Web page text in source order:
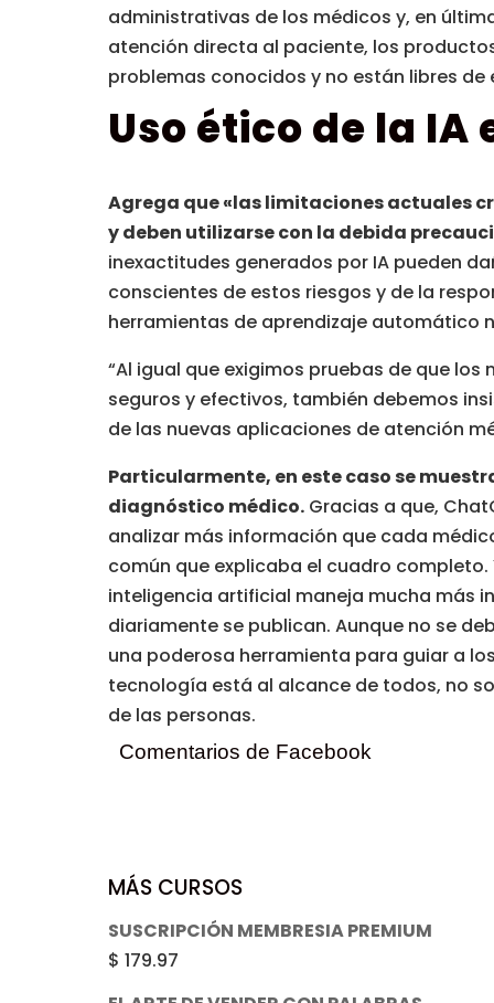
administrativas de los médicos y, en
atención directa al paciente, los
problemas conocidos y no están libres de
Uso ético de la
Agrega que «las limitaciones actuales
y deben utilizarse con la debida
inexactitudes generados por IA pueden
conscientes de estos riesgos y de la
herramientas de aprendizaje automático
“Al igual que exigimos pruebas de que
seguros y efectivos, también debemos
de las nuevas aplicaciones de atención
Particularmente, en este caso se
diagnóstico médico. Gracias a que,
analizar más información que cada
común que explicaba el cuadro completo.
inteligencia artificial maneja mucha más
diariamente se publican. Aunque no se
una poderosa herramienta para guiar a
tecnología está al alcance de todos, no
de las personas.
Comentarios de Facebook
MÁS CURSOS
SUSCRIPCIÓN MEMBRESIA PREMIUM
$ 179.97